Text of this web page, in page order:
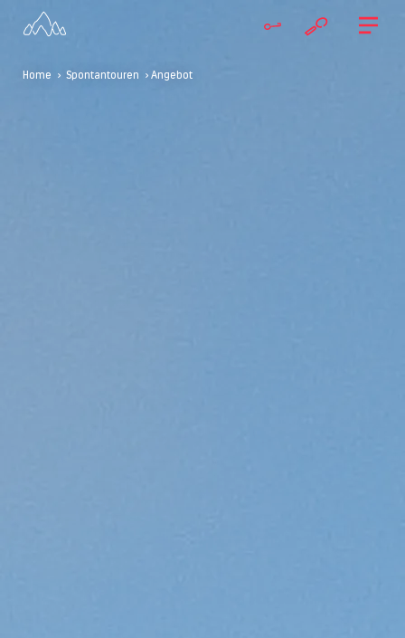
Home > Spontantouren > Angebot